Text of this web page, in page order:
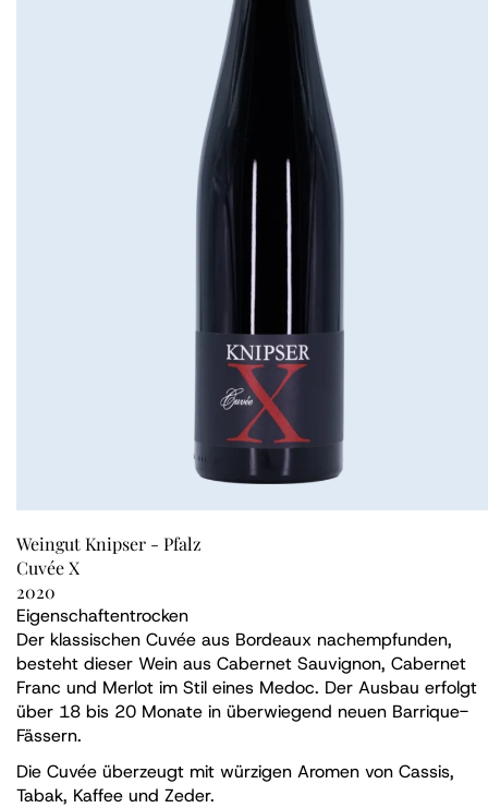
Weingut Knipser - Pfalz
Cuvée X
2020
Eigenschaftentrocken
Der klassischen Cuvée aus Bordeaux nachempfunden,
besteht dieser Wein aus Cabernet Sauvignon, Cabernet
Franc und Merlot im Stil eines Medoc. Der Ausbau erfolgt
über 18 bis 20 Monate in überwiegend neuen Barrique-
Fässern.
Die Cuvée überzeugt mit würzigen Aromen von Cassis,
Tabak, Kaffee und Zeder.